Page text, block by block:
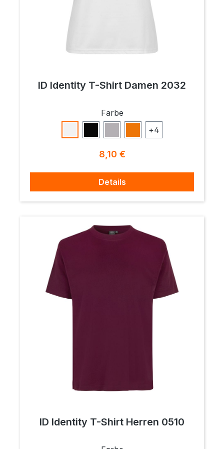
ID Identity T-Shirt Damen 2032
Farbeauswählen
Weiß SchwarzGrau Meliert
Orange
+4
Regulärer Preis:
8,10 €
Details
ID Identity T-Shirt Herren 0510